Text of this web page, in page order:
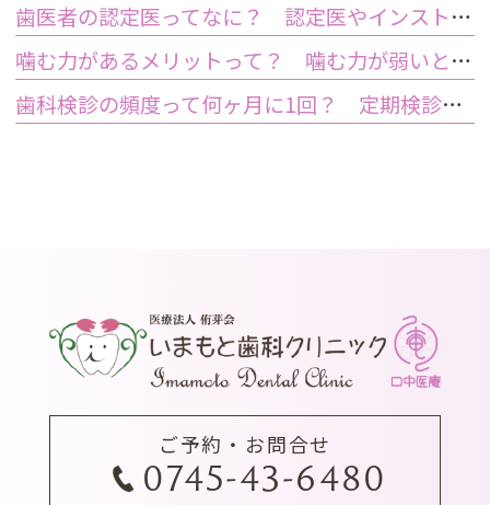
歯医者の認定医ってなに？ 認定医やインストラクターの資格を持つ歯医者のメリット
噛む力があるメリットって？ 噛む力が弱いとどうなるの？
歯科検診の頻度って何ヶ月に1回？ 定期検診って何するの？
ご予約・お問合せ
0745-43-6480